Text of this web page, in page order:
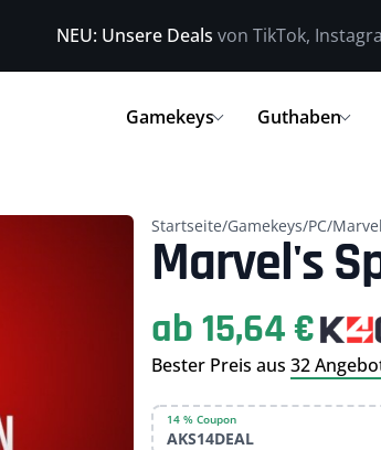
NEU: Unsere Deals von TikTok,
Gamekeys Guthaben
Startseite/Gamekeys/PC/
Marvel's
ab 15,64 €
Bester Preis aus 32
14 % Coupon
AKS14DEAL